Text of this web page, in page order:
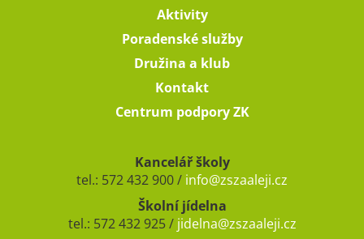
Aktivity
Poradenské služby
Družina a klub
Kontakt
Centrum podpory ZK
Kancelář školy
tel.: 572 432 900 / info@zszaaleji.cz
Školní jídelna
tel.: 572 432 925 / jidelna@zszaaleji.cz